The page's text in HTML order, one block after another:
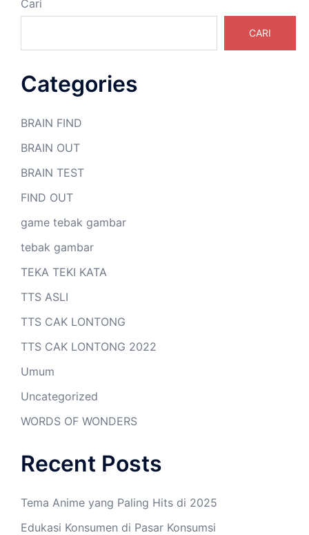
Cari
CARI
Categories
BRAIN FIND
BRAIN OUT
BRAIN TEST
FIND OUT
game tebak gambar
tebak gambar
TEKA TEKI KATA
TTS ASLI
TTS CAK LONTONG
TTS CAK LONTONG 2022
Umum
Uncategorized
WORDS OF WONDERS
Recent Posts
Tema Anime yang Paling Hits di 2025
Edukasi Konsumen di Pasar Konsumsi